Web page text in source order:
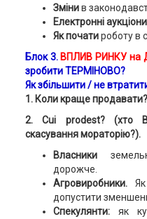
Змінив
Електронні
Як початироботу в
Блок 3. ВПЛИВ РИНКУ
зробити ТЕРМІНОВО?
Як збільшити / не
1. Коли краще
2. Cui prodest? (хто
скасування мораторію?).
Власники
дорожче.
Агровиробники.Як
допустити
Спекулянти:як